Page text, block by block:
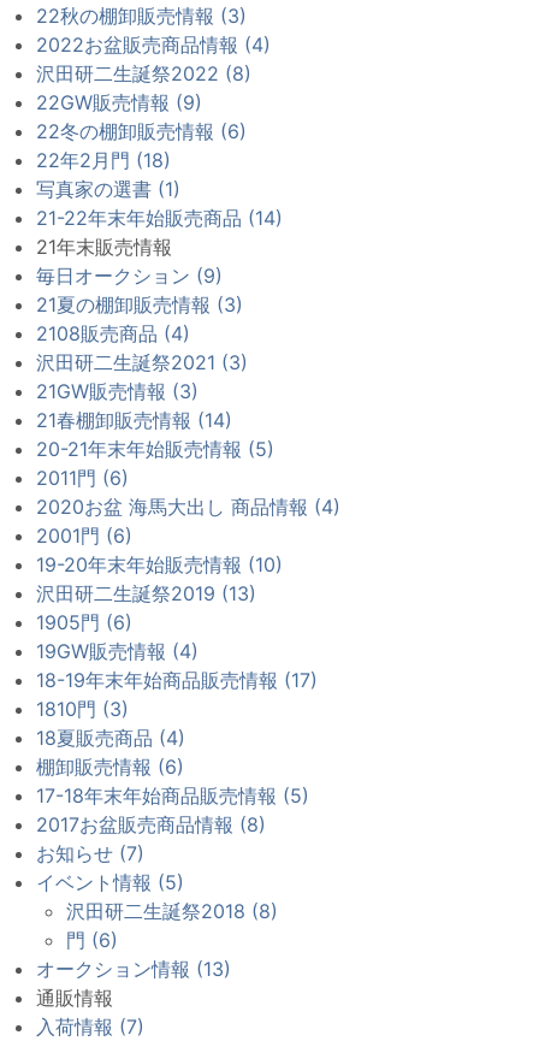
22秋の棚卸販売情報 (3)
2022お盆販売商品情報 (4)
沢田研二生誕祭2022 (8)
22GW販売情報 (9)
22冬の棚卸販売情報 (6)
22年2月門 (18)
写真家の選書 (1)
21-22年末年始販売商品 (14)
21年末販売情報
毎日オークション (9)
21夏の棚卸販売情報 (3)
2108販売商品 (4)
沢田研二生誕祭2021 (3)
21GW販売情報 (3)
21春棚卸販売情報 (14)
20-21年末年始販売情報 (5)
2011門 (6)
2020お盆 海馬大出し 商品情報 (4)
2001門 (6)
19-20年末年始販売情報 (10)
沢田研二生誕祭2019 (13)
1905門 (6)
19GW販売情報 (4)
18-19年末年始商品販売情報 (17)
1810門 (3)
18夏販売商品 (4)
棚卸販売情報 (6)
17-18年末年始商品販売情報 (5)
2017お盆販売商品情報 (8)
お知らせ (7)
イベント情報 (5)
沢田研二生誕祭2018 (8)
門 (6)
オークション情報 (13)
通販情報
入荷情報 (7)